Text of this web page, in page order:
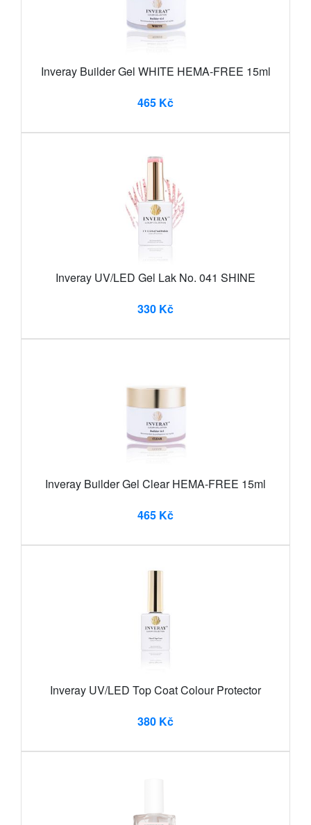
Inveray Builder Gel WHITE HEMA-FREE 15ml
465 Kč
Inveray UV/LED Gel Lak No. 041 SHINE
330 Kč
Inveray Builder Gel Clear HEMA-FREE 15ml
465 Kč
Inveray UV/LED Top Coat Colour Protector
380 Kč